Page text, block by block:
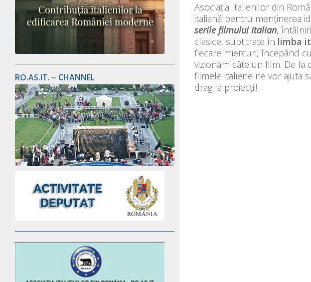
Asociația Italienilor din
italiană pentru menținerea
serile filmului italian,
clasice, subtitrate în limba
fiecare miercuri, începând
vizionăm câte un film. De la
filmele italiene ne vor ajuta
drag la proiecții!
RO.AS.IT. – CHANNEL